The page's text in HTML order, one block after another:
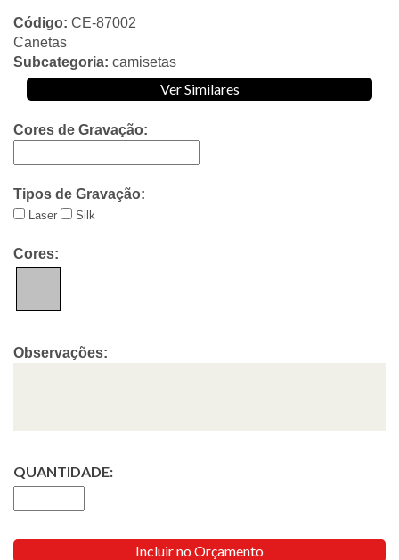
Código: CE-87002
Canetas
Subcategoria: camisetas
Ver Similares
Cores de Gravação:
Tipos de Gravação:
Laser Silk
Cores:
Observações:
QUANTIDADE:
Incluir no Orçamento